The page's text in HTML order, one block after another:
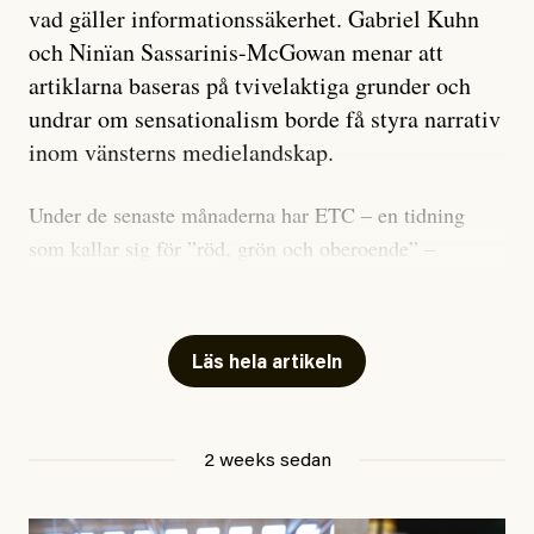
vad gäller informationssäkerhet. Gabriel Kuhn
och Ninïan Sassarinis-McGowan menar att
artiklarna baseras på tvivelaktiga grunder och
undrar om sensationalism borde få styra narrativ
inom vänsterns medielandskap.
Under de senaste månaderna har ETC – en tidning
som kallar sig för ”röd, grön och oberoende” –
skriver för? Vad betyder det att vara en ”röd, grön och
oberoende” tidning? Och vad är egentligen bra
Läs hela artikeln
2 weeks sedan